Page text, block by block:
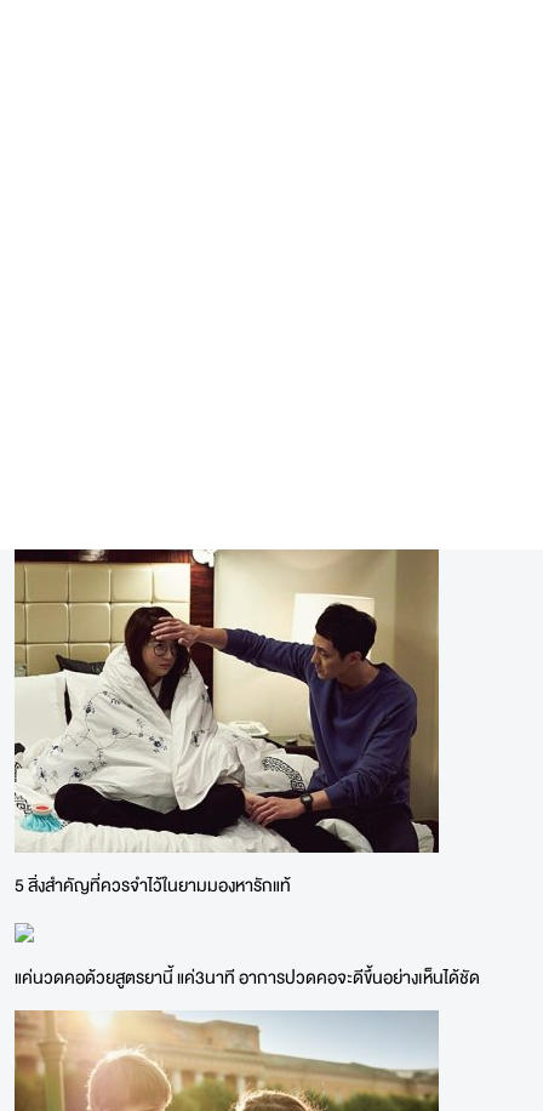
5 สิ่งสำคัญที่ควรจำไว้ในยามมองหารักแท้
แค่นวดคอด้วยสูตรยานี้ แค่3นาที อาการปวดคอจะดีขึ้นอย่างเห็นได้ชัด